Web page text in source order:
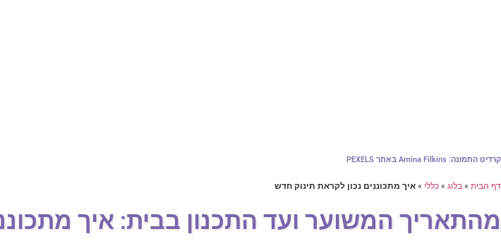
קרדיט התמונה: Amina Filkins באתר PEXELS
דף הבית » בלוג » כללי » איך מתכוננים נכון לקראת תינוק חדש
מהתאריך המשוער ועד התכנון בבית: איך